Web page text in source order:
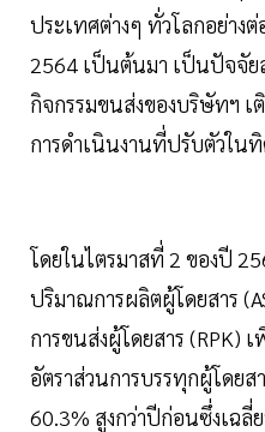
ประเทศต่างๆ ทั่วโลกอย่าง
2564 เป็นต้นมา เป็นปัจจัย
กิจกรรมขนส่งของบริษัทฯ เ
การดำเนินงานที่ปรับตัวใน
โดยในไตรมาสที่ 2 ของปี
ปริมาณการผลิตผู้โดยสาร
การขนส่งผู้โดยสาร (RPK)
อัตราส่วนการบรรทุกผู้โดยส
60.3% สูงกว่าปีก่อนซึ่งเฉลี่